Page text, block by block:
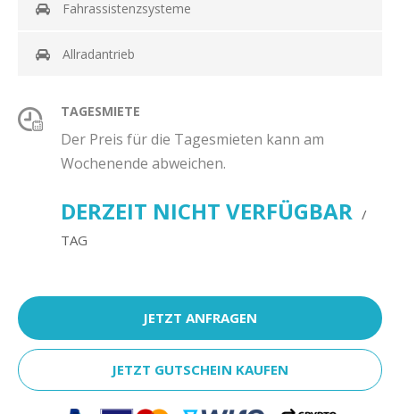
Fahrassistenzsysteme
Allradantrieb
TAGESMIETE
Der Preis für die Tagesmieten kann am
Wochenende abweichen.
DERZEIT NICHT VERFÜGBAR /
TAG
JETZT ANFRAGEN
JETZT GUTSCHEIN KAUFEN